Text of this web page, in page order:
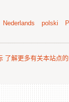
Nederlands polski
了解更多有关本站点